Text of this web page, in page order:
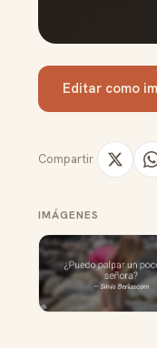
Editar como
Compartir
IMÁGENES